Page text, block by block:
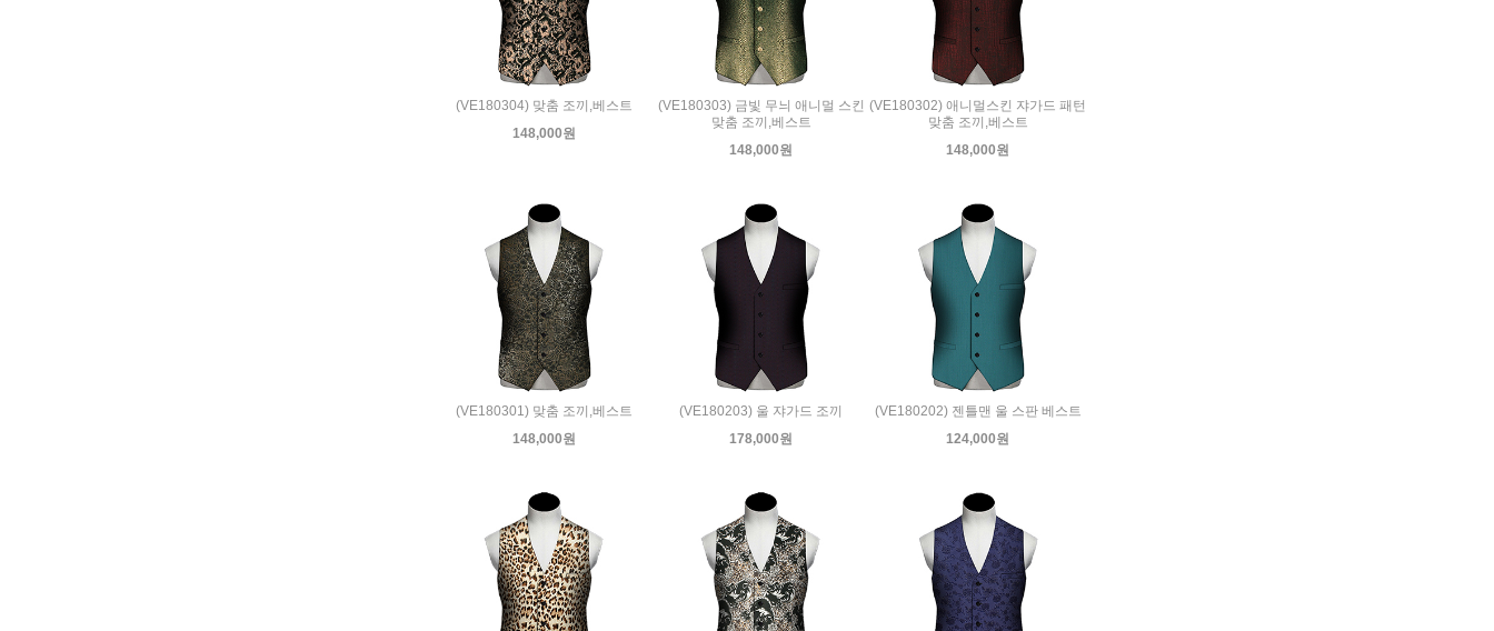
(VE180304) 맞춤 조끼,베스트
148,000원
(VE180303) 금빛 무늬 애니멀 스킨
맞춤 조끼,베스트
148,000원
(VE180302) 애니멀스킨 쟈가드 패턴
맞춤 조끼,베스트
148,000원
(VE180301) 맞춤 조끼,베스트
148,000원
(VE180203) 울 쟈가드 조끼
178,000원
(VE180202) 젠틀맨 울 스판 베스트
124,000원